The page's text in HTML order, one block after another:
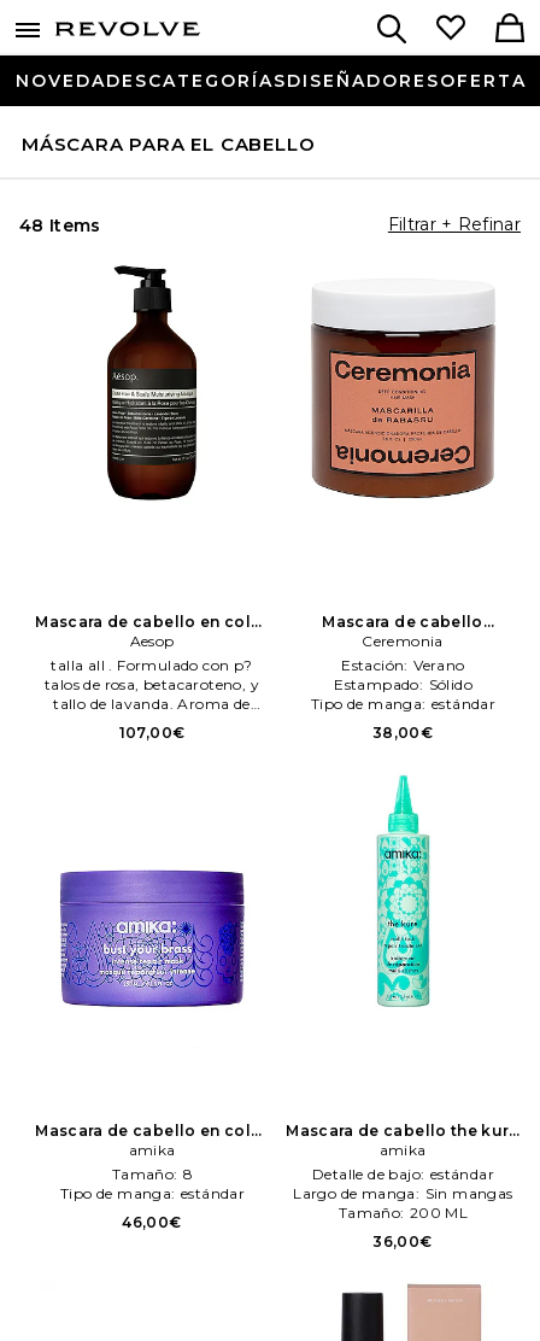
NOVEDADESCATEGORÍASDISEÑADORESOFERTA
MÁSCARA PARA EL CABELLO
48 Items Filtrar + Refinar
Mascara de cabello en color
belleza: N/A
Aesop
talla all . Formulado con p?
talos de rosa, betacaroteno, y
tallo de lavanda. Aroma de
madera c?lido, floral. Adecuado
para cabello normal a seco, fr?
medio y las puntas. Déjalo
actuar 20 menutos, después
acláralo profusamente. AESR-
WU25. F8513100.
107,00€
Mascara de cabello
mascarilla de babassu en
color belleza: N/A
Ceremonia
Ceremonia
Estación: Verano
Estampado: Sólido
Tipo de manga: estándar
38,00€
Mascara de cabello en color
belleza: N/A
amika
Tamaño: 8
Tipo de manga: estándar
46,00€
Mascara de cabello the kure
en color belleza: N/A
amika
Detalle de bajo: estándar
Largo de manga: Sin mangas
Tamaño: 200 ML
36,00€